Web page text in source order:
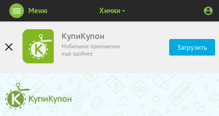
КупиКупон
Мобильное приложение
ещё удобнее
Загрузить
Меню Химки